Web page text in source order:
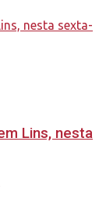
Lins, nesta